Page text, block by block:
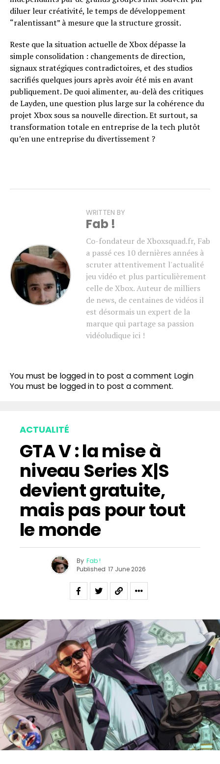
diluer leur créativité, le temps de développement
“ralentissant” à mesure que la structure grossit.
Reste que la situation actuelle de Xbox dépasse la
simple consolidation : changements de direction,
signaux stratégiques contradictoires, et des studios
sacrifiés quelques jours après avoir été mis en avant
publiquement. De quoi alimenter, au-delà des critiques
de Layden, une question plus large sur la cohérence du
projet Xbox sous sa nouvelle direction. Et surtout, sa
transformation totale en entreprise de la tech plutôt
qu’en une entreprise du divertissement ?
WRITTEN BY
Fab !
Co-fondateur de Xboxsquad.fr, Fab
a passé ces 10 dernières années à
scruter attentivement l'actualité
jeu vidéo et plus particulièrement
celle de Xbox. Auteur de milliers
de news, de centaines de vidéos il
est désormais un expert de la
marque qui partage sa passion
vidéoludique ici !
You must be logged in to post a comment Login
You must be logged in to post a comment.
ACTUALITÉ
GTA V : la mise à
niveau Series X|S
devient gratuite,
mais pas pour tout
le monde
By Fab !
Published 17 June 2026